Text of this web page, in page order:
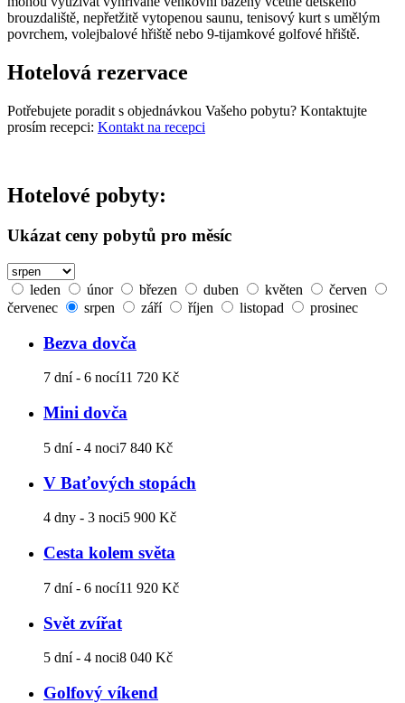
brouzdaliště, nepřetžitě vytopenou saunu, tenisový kurt s umělým
povrchem, volejbalové hřiště nebo 9-tijamkové golfové hřiště.
Hotelová rezervace
Potřebujete poradit s objednávkou Vašeho pobytu? Kontaktujte
prosím recepci: Kontakt na recepci
Hotelové pobyty:
Ukázat ceny pobytů pro měsíc
leden únor březen duben květen
červen
červenec
srpen září říjen listopad prosinec
Bezva dovča
7 dní - 6 nocí11 720 Kč
Mini dovča
5 dní - 4 noci7 840 Kč
V Baťových stopách
4 dny - 3 noci5 900 Kč
Cesta kolem světa
7 dní - 6 nocí11 920 Kč
Svět zvířat
5 dní - 4 noci8 040 Kč
Golfový víkend